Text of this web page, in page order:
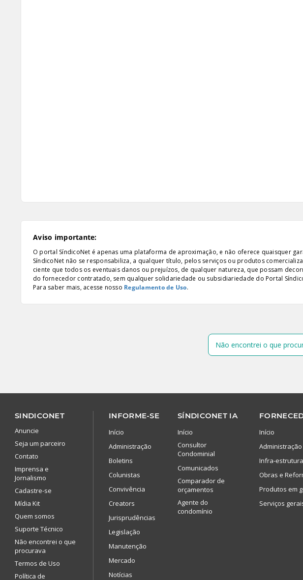
Aviso importante:
O portal SíndicoNet é apenas uma plataforma de aproximação, e não oferece quaisquer
SíndicoNet não se responsabiliza, a qualquer título, pelos serviços ou produtos
ciente que todos os eventuais danos ou prejuízos, de qualquer natureza, que possam
do fornecedor contratado, sem qualquer solidariedade ou subsidiariedade do Portal
Para saber mais, acesse nosso Regulamento de Uso.
Não encontrei o que
SINDICONET
Anuncie
Seja um parceiro
Contato
Imprensa e
Jornalismo
Cadastre-se
Mídia Kit
Quem somos
Suporte Técnico
Não encontrei o que
procurava
Termos de Uso
Política de
INFORME-SE
Início
Administração
Boletins
Colunistas
Convivência
Creators
Jurisprudências
Legislação
Manutenção
Mercado
Notícias
SÍNDICONET IA
Início
Consultor
Condominial
Comunicados
Comparador de
orçamentos
Agente do
condomínio
Início
Administração
Infra-estrutura
Obras e
Produtos em
Serviços